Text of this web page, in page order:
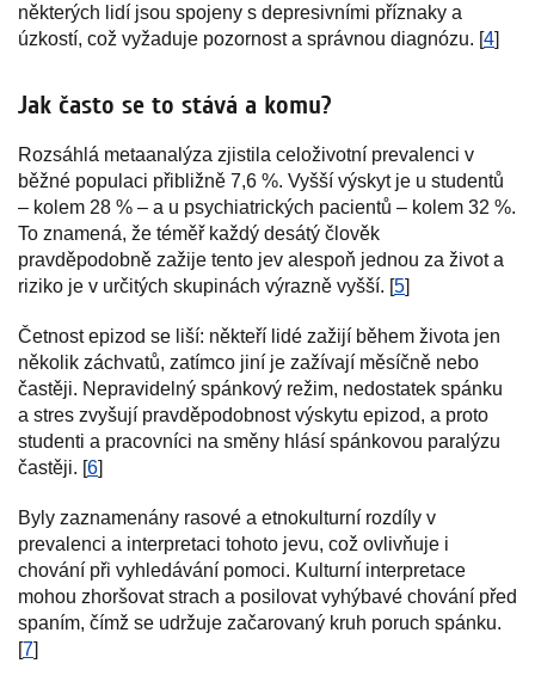
některých lidí jsou spojeny s depresivními příznaky a
úzkostí, což vyžaduje pozornost a správnou diagnózu. [4]
Jak často se to stává a komu?
Rozsáhlá metaanalýza zjistila celoživotní prevalenci v
běžné populaci přibližně 7,6 %. Vyšší výskyt je u studentů
– kolem 28 % – a u psychiatrických pacientů – kolem 32 %.
To znamená, že téměř každý desátý člověk
pravděpodobně zažije tento jev alespoň jednou za život a
riziko je v určitých skupinách výrazně vyšší. [5]
Četnost epizod se liší: někteří lidé zažijí během života jen
několik záchvatů, zatímco jiní je zažívají měsíčně nebo
častěji. Nepravidelný spánkový režim, nedostatek spánku
a stres zvyšují pravděpodobnost výskytu epizod, a proto
studenti a pracovníci na směny hlásí spánkovou paralýzu
častěji. [6]
Byly zaznamenány rasové a etnokulturní rozdíly v
prevalenci a interpretaci tohoto jevu, což ovlivňuje i
chování při vyhledávání pomoci. Kulturní interpretace
mohou zhoršovat strach a posilovat vyhýbavé chování před
spaním, čímž se udržuje začarovaný kruh poruch spánku.
[7]